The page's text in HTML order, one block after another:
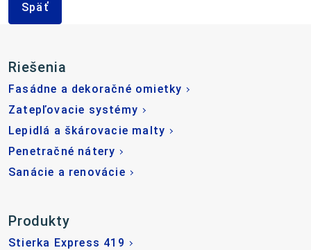
Späť
Riešenia
Fasádne a dekoračné omietky
Zatepľovacie systémy
Lepidlá a škárovacie malty
Penetračné nátery
Sanácie a renovácie
Produkty
Stierka Express 419